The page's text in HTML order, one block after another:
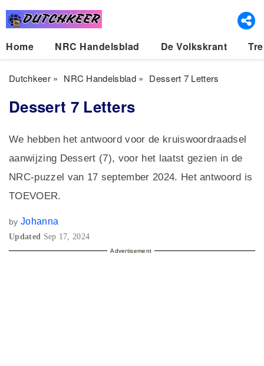
Home NRC Handelsblad De Volkskrant
Dutchkeer» NRC Handelsblad » Dessert 7 Letters
Dessert 7 Letters
We hebben het antwoord voor de kruiswoordraadsel
aanwijzing Dessert (7), voor het laatst gezien in de
NRC-puzzel van 17 september 2024. Het antwoord is
TOEVOER.
by Johanna
Updated Sep 17, 2024
Advertisement